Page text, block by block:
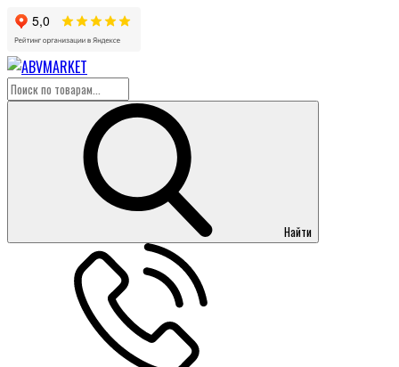
Найти